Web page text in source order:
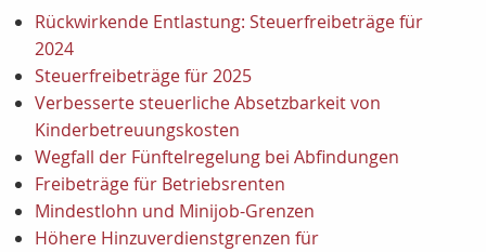
Rückwirkende Entlastung: Steuerfreibeträge für
2024
Steuerfreibeträge für 2025
Verbesserte steuerliche Absetzbarkeit von
Kinderbetreuungskosten
Wegfall der Fünftelregelung bei Abfindungen
Freibeträge für Betriebsrenten
Mindestlohn und Minijob-Grenzen
Höhere Hinzuverdienstgrenzen für